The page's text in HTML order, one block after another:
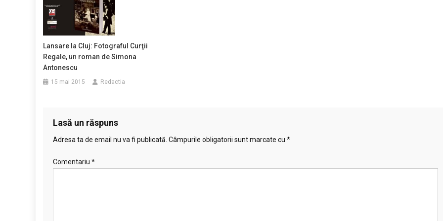
Lansare la Cluj: Fotograful Curţii
Regale, un roman de Simona
Antonescu
15 mai 2015 Redactia
Lasă un răspuns
Adresa ta de email nu va fi publicată. Câmpurile obligatorii sunt marcate cu *
Comentariu *